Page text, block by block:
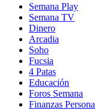
Semana Play
Semana TV
Dinero
Arcadia
Soho
in
new
window
Fucsia
in
new
window
4 Patas
Educación
Foros Semana
Finanzas